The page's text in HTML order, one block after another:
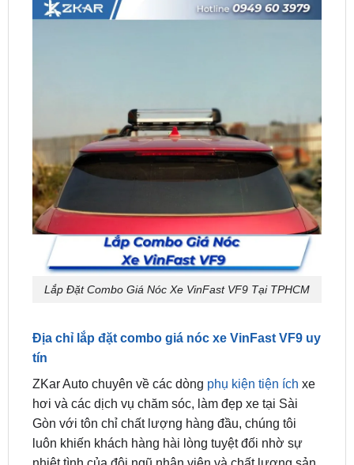
Lắp Đặt Combo Giá Nóc Xe VinFast VF9 Tại TPHCM
Địa chỉ lắp đặt combo giá nóc xe VinFast VF9 uy
ZKar Auto chuyên về các dòngphụ kiện tiện íchxe
hơi và các dịch vụ chăm sóc, làm đẹp xe tại Sài
Gòn với tôn chỉ chất lượng hàng đầu, chúng tôi
luôn khiến khách hàng hài lòng tuyệt đối nhờ sự
nhiệt tình của đội ngũ nhân viên và chất lượng sản
phẩm.